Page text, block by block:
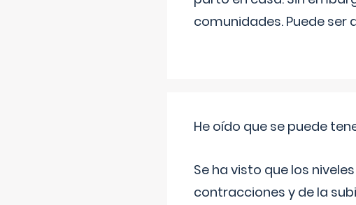
comunidades. Puede
He oído que se puede
Se ha visto que los
contracciones y de la